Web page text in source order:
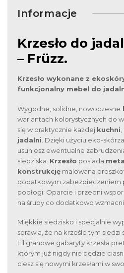
Informacje
Krzesło do
– Früzz.
Krzesło wykonane z
funkcjonalny mebel do
Wygodne, solidne, nowoczesne
wariantach kolorystycznych do
się w praktycznie każdej kuchni
jadalni . Dzięki użyciu eko-
usuniesz ewentualne
siedziska. Krzesło posiada
konstrukcję malowaną
dodatkowym zabezpieczeniem
podłogi. Oparcie i przedni
na śruby co dodatkowo
Miękkie siedzisko i specjalnie
sprawia, że na krześle tym
Filigranowe gabaryty krzesła
którym już nigdy nie będzie
ciesz się nowymi krzesłami w